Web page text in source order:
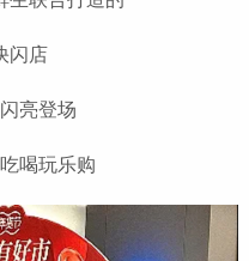
闪店
亮登场
喝玩乐购